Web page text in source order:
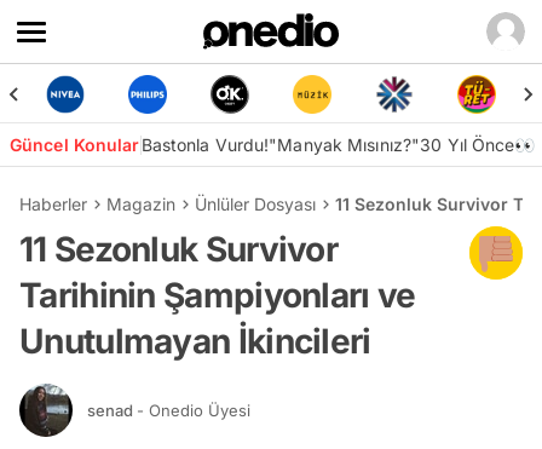
Güncel KonularBastonla Vurdu!"Manyak Mısınız?"30 Yıl Önce👀
Haberler Magazin Ünlüler Dosyası 11 Sezonluk Survivor
11 Sezonluk Survivor
Tarihinin Şampiyonları ve
Unutulmayan İkincileri
senad - Onedio Üyesi